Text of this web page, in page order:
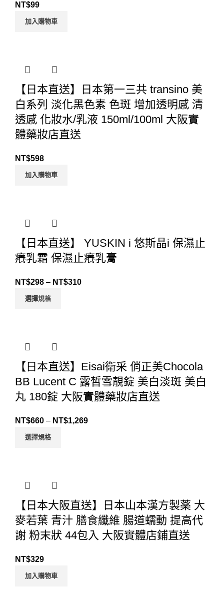
NT$99
加入購物車
【日本直送】日本第一三共 transino 美
白系列 淡化黑色素 色斑 增加透明感 清
透感 化妝水/乳液 150ml/100ml 大阪實
體藥妝店直送
NT$598
加入購物車
【日本直送】 YUSKIN i 悠斯晶i 保濕止
癢乳霜 保濕止癢乳膏
NT$298 – NT$310
選擇規格
【日本直送】Eisai衛采 俏正美Chocola
BB Lucent C 露皙雪靚錠 美白淡斑 美白
丸 180錠 大阪實體藥妝店直送
NT$660 – NT$1,269
選擇規格
【日本大阪直送】日本山本漢方製薬 大
麥若葉 青汁 膳食纖維 腸道蠕動 提高代
謝 粉末狀 44包入 大阪實體店鋪直送
NT$329
加入購物車